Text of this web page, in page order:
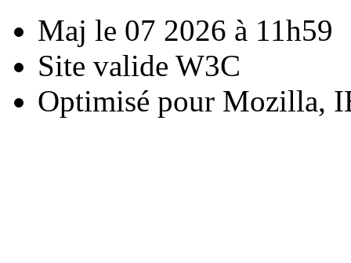
Maj le 07 2026 à 11h59
Site valide W3C
Optimisé pour Mozilla,